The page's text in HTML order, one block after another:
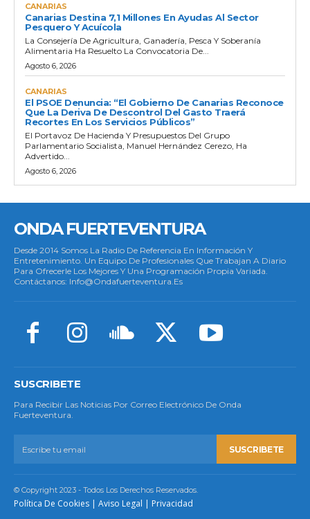
CANARIAS
Canarias Destina 7,1 Millones En Ayudas Al Sector
Pesquero Y Acuícola
La Consejería De Agricultura, Ganadería, Pesca Y Soberanía
Alimentaria Ha Resuelto La Convocatoria De...
Agosto 6, 2026
CANARIAS
El PSOE Denuncia: “El Gobierno De Canarias Reconoce
Que La Deriva De Descontrol Del Gasto Traerá
Recortes En Los Servicios Públicos”
El Portavoz De Hacienda Y Presupuestos Del Grupo
Parlamentario Socialista, Manuel Hernández Cerezo, Ha
Advertido...
Agosto 6, 2026
ONDA FUERTEVENTURA
Desde 2014 Somos La Radio De Referencia En Información Y
Entretenimiento. Un Equipo De Profesionales Que Trabajan A Diario
Para Ofrecerle Los Mejores Y Una Programación Propia Variada.
Contáctanos: Info@ondafuerteventura.es
SUSCRIBETE
Para Recibir Las Noticias Por Correo Electrónico De Onda
Fuerteventura.
SUSCRIBETE
© Copyright 2023 - Todos Los Derechos Reservados.
Política De Cookies | Aviso Legal | Privacidad